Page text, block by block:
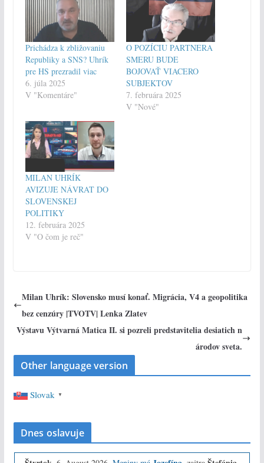
Prichádza k zbližovaniu
Republiky a SNS? Uhrík
pre HS prezradil viac
6. júla 2025
V "Komentáre"
O POZÍCIU PARTNERA
SMERU BUDE
BOJOVAŤ VIACERO
SUBJEKTOV
7. februára 2025
V "Nové"
MILAN UHRÍK
AVIZUJE NÁVRAT DO
SLOVENSKEJ
POLITIKY
12. februára 2025
V "O čom je reč"
Milan Uhrík: Slovensko musí konať. Migrácia, V4 a geopolitika
bez cenzúry |TVOTV| Lenka Zlatev
Výstavu Výtvarná Matica II. si pozreli predstavitelia desiatich n
árodov sveta.
Other language version
Slovak ▼
Dnes oslavuje